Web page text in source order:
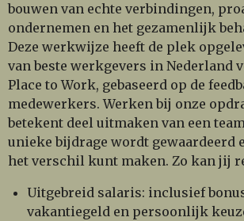
bouwen van echte verbindingen,
ondernemen en het gezamenlijk
Deze werkwijze heeft de plek
van beste werkgevers in Nederland
Place to Work, gebaseerd op de
medewerkers. Werken bij onze
betekent deel uitmaken van een
unieke bijdrage wordt gewaardeerd
het verschil kunt maken. Zo kan jij
Uitgebreid salaris: inclusief
vakantiegeld en persoonlijk